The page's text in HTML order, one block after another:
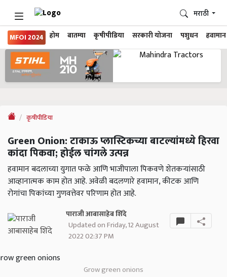
MFOI 2024 होम बातम्या कृषीपीडिया सरकारी योजना पशुधन हवामान
मराठी
कृषीपीडिया
Green Onion: टाकाऊ प्लास्टिकच्या बाटल्यांमध्ये हिरवा
कांदा पिकवा; होईल चांगले उत्पन्न
हवामान बदलाच्या युगात फळे आणि भाजीपाला पिकवणे शेतकऱ्यांसाठी
आव्हानात्मक काम होत आहे. अवेळी बदलणारे हवामान, कीटक आणि
रोगांचा पिकांच्या गुणवत्तेवर परिणाम होत आहे.
पाराजी आबासाहेब शिंदे
Updated on Friday, 12 August
2022 02:37 PM
Grow green onions